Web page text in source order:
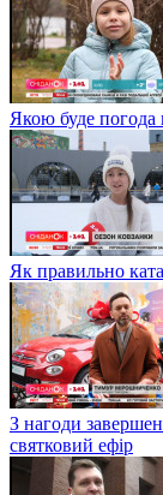
Якою буде погода
Як правильно
З нагоди
святковий ефір